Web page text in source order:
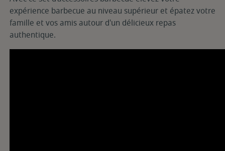
expérience barbecue au niveau supérieur et épatez votre
famille et vos amis autour d'un délicieux repas
authentique.